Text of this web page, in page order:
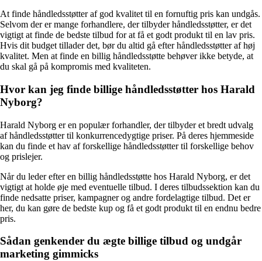
At finde håndledsstøtter af god kvalitet til en fornuftig pris kan undgås.
Selvom der er mange forhandlere, der tilbyder håndledsstøtter, er det
vigtigt at finde de bedste tilbud for at få et godt produkt til en lav pris.
Hvis dit budget tillader det, bør du altid gå efter håndledsstøtter af høj
kvalitet. Men at finde en billig håndledsstøtte behøver ikke betyde, at
du skal gå på kompromis med kvaliteten.
Hvor kan jeg finde billige håndledsstøtter hos Harald
Nyborg?
Harald Nyborg er en populær forhandler, der tilbyder et bredt udvalg
af håndledsstøtter til konkurrencedygtige priser. På deres hjemmeside
kan du finde et hav af forskellige håndledsstøtter til forskellige behov
og prislejer.
Når du leder efter en billig håndledsstøtte hos Harald Nyborg, er det
vigtigt at holde øje med eventuelle tilbud. I deres tilbudssektion kan du
finde nedsatte priser, kampagner og andre fordelagtige tilbud. Det er
her, du kan gøre de bedste kup og få et godt produkt til en endnu bedre
pris.
Sådan genkender du ægte billige tilbud og undgår
marketing gimmicks